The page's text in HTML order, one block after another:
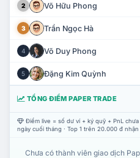
2 Võ Hữu Phong
3 Trần Ngọc Hà
4 Võ Duy Phong
5 Đặng Kim Quỳnh
TỔNG ĐIỂM PAPER TRADE
Điểm live = số dư ví + ký quỹ + PnL chưa
ngày cuối tháng · Top 1 trên 20.000 đ nhận
Chưa có thành viên giao dịch